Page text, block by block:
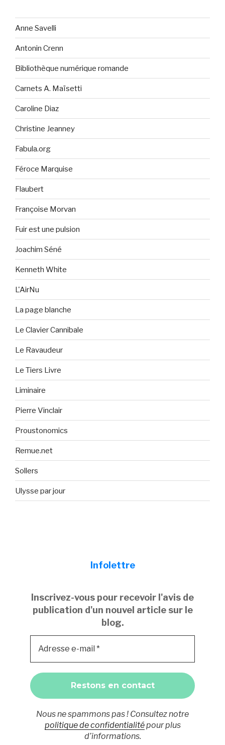
Anne Savelli
Antonin Crenn
Bibliothèque numérique romande
Carnets A. Maïsetti
Caroline Diaz
Christine Jeanney
Fabula.org
Féroce Marquise
Flaubert
Françoise Morvan
Fuir est une pulsion
Joachim Séné
Kenneth White
L'AirNu
La page blanche
Le Clavier Cannibale
Le Ravaudeur
Le Tiers Livre
Liminaire
Pierre Vinclair
Proustonomics
Remue.net
Sollers
Ulysse par jour
Infolettre
Inscrivez-vous pour recevoir l'avis de
publication d'un nouvel article sur le
blog.
Nous ne spammons pas ! Consultez notre
politique de confidentialitépour plus
d’informations.